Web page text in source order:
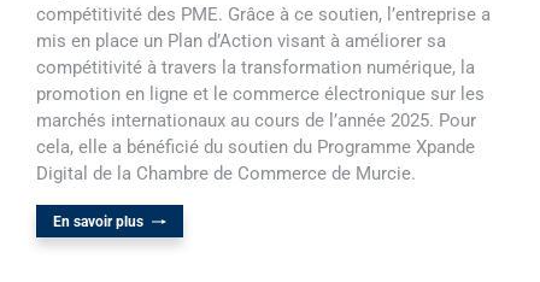
compétitivité des PME. Grâce à ce soutien, l’entreprise a
mis en place un Plan d’Action visant à améliorer sa
compétitivité à travers la transformation numérique, la
promotion en ligne et le commerce électronique sur les
marchés internationaux au cours de l’année 2025. Pour
cela, elle a bénéficié du soutien du Programme Xpande
Digital de la Chambre de Commerce de Murcie.
En savoir plus